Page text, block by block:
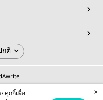
กติ
คุกกี้เพื่อ
×